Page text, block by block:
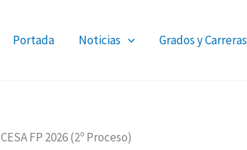
Portada Noticias Grados y Carreras
FP 2026 (2º Proceso)